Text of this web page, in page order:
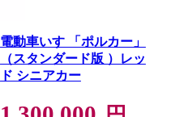
電動車いす 「ポルカー」
（スタンダード版 ）レッ
ド シニアカー